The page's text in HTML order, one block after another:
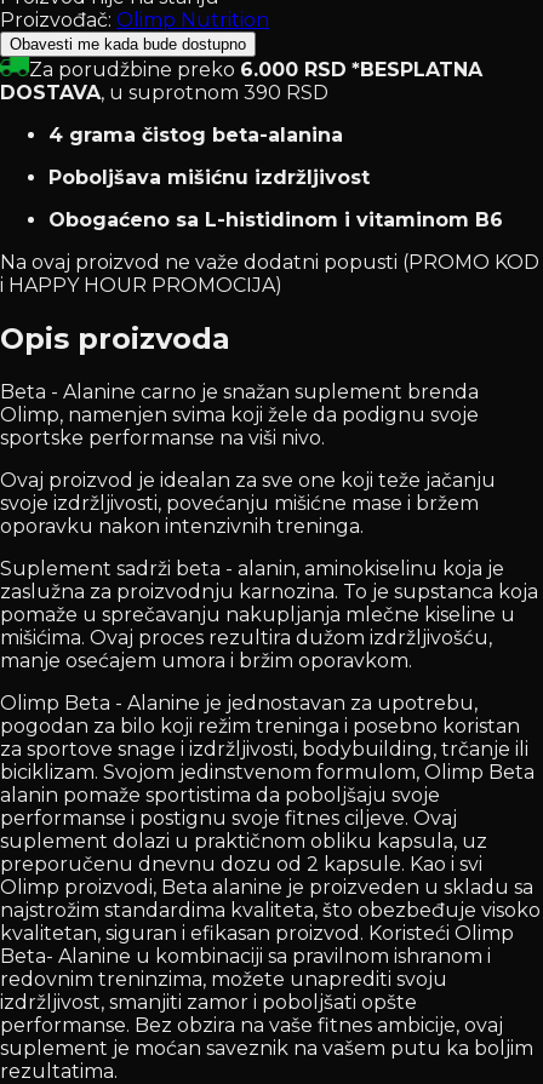
Proizvođač: Olimp Nutrition
Obavesti me kada bude dostupno
Za porudžbine preko 6.000 RSD *BESPLATNA
DOSTAVA, u suprotnom 390 RSD
4 grama čistog beta-alanina
Poboljšava mišićnu izdržljivost
Obogaćeno sa L-histidinom i vitaminom B6
Na ovaj proizvod ne važe dodatni popusti (PROMO KOD
i HAPPY HOUR PROMOCIJA)
Opis proizvoda
Beta - Alanine carno je snažan suplement brenda
Olimp, namenjen svima koji žele da podignu svoje
sportske performanse na viši nivo.
Ovaj proizvod je idealan za sve one koji teže jačanju
svoje izdržljivosti, povećanju mišićne mase i bržem
oporavku nakon intenzivnih treninga.
Suplement sadrži beta - alanin, aminokiselinu koja je
zaslužna za proizvodnju karnozina. To je supstanca koja
pomaže u sprečavanju nakupljanja mlečne kiseline u
mišićima. Ovaj proces rezultira dužom izdržljivošću,
manje osećajem umora i bržim oporavkom.
Olimp Beta - Alanine je jednostavan za upotrebu,
pogodan za bilo koji režim treninga i posebno koristan
za sportove snage i izdržljivosti, bodybuilding, trčanje ili
biciklizam. Svojom jedinstvenom formulom, Olimp Beta
alanin pomaže sportistima da poboljšaju svoje
performanse i postignu svoje fitnes ciljeve. Ovaj
suplement dolazi u praktičnom obliku kapsula, uz
preporučenu dnevnu dozu od 2 kapsule. Kao i svi
Olimp proizvodi, Beta alanine je proizveden u skladu sa
najstrožim standardima kvaliteta, što obezbeđuje visoko
kvalitetan, siguran i efikasan proizvod. Koristeći Olimp
Beta- Alanine u kombinaciji sa pravilnom ishranom i
redovnim treninzima, možete unaprediti svoju
izdržljivost, smanjiti zamor i poboljšati opšte
performanse. Bez obzira na vaše fitnes ambicije, ovaj
suplement je moćan saveznik na vašem putu ka boljim
rezultatima.